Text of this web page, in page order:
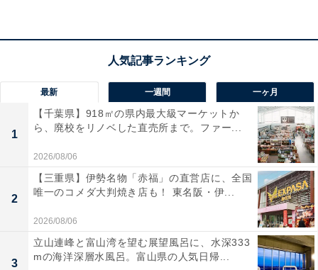
最新 一週間 一ヶ月
1
【千葉県】918㎡の県内最大級マーケットか
ら、廃校をリノベした直売所まで。ファー...
2026/08/06
2
【三重県】伊勢名物「赤福」の直営店に、全国
唯一のコメダ大判焼き店も！ 東名阪・伊...
2026/08/06
3
立山連峰と富山湾を望む展望風呂に、水深333
mの海洋深層水風呂。富山県の人気日帰...